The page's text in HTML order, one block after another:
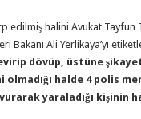
edilmiş halini Avukat Tayfun
Bakanı Ali Yerlikaya’yı
dövüp, üstüne
olmadığı halde 4 polis
yaraladığı kişinin